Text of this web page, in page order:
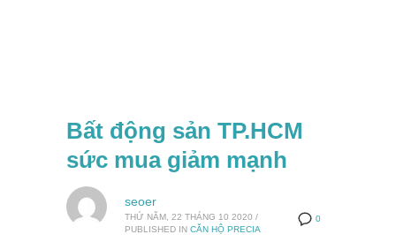
Bất động sản TP.HCM
sức mua giảm mạnh
0
seoer
THỨ NĂM, 22 THÁNG 10 2020 /
PUBLISHED IN CĂN HỘ PRECIA